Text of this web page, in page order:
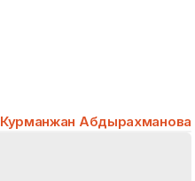
Курманжан Абдырахманова